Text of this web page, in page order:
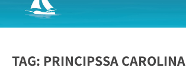
TAG: PRINCIPSSA CAROLINA